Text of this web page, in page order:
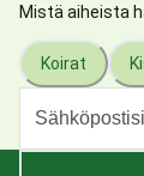
Mistä aiheista
Koirat